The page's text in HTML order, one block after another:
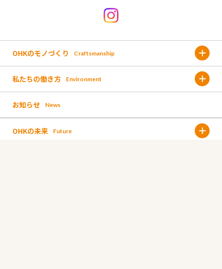
OHKのモノづくり Craftsmanship
金バク!
なんしょん?
私たちの働き方 Environment
福利厚生
働く環境
お知らせ News
OHKの未来 Future